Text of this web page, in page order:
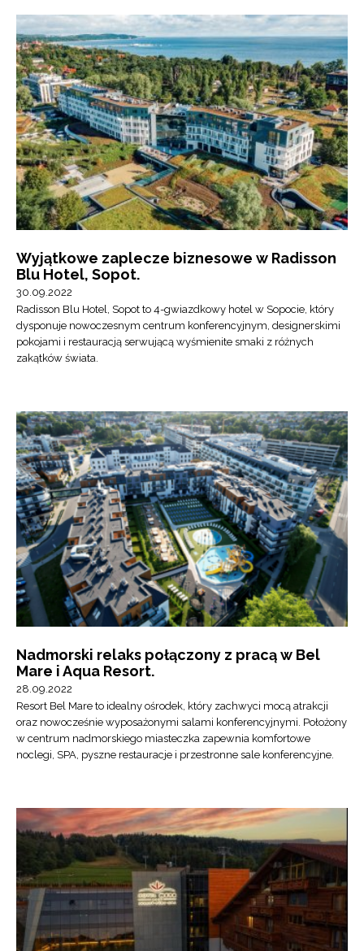
Wyjątkowe zaplecze biznesowe w Radisson
Blu Hotel, Sopot.
30.09.2022
Radisson Blu Hotel, Sopot to 4-gwiazdkowy hotel w Sopocie, który
dysponuje nowoczesnym centrum konferencyjnym, designerskimi
pokojami i restauracją serwującą wyśmienite smaki z różnych
zakątków świata.
Nadmorski relaks połączony z pracą w Bel
Mare i Aqua Resort.
28.09.2022
Resort Bel Mare to idealny ośrodek, który zachwyci mocą atrakcji
oraz nowocześnie wyposażonymi salami konferencyjnymi. Położony
w centrum nadmorskiego miasteczka zapewnia komfortowe
noclegi, SPA, pyszne restauracje i przestronne sale konferencyjne.